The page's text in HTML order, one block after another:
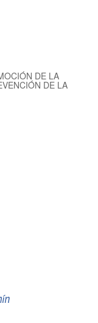
DE LA
DE LA